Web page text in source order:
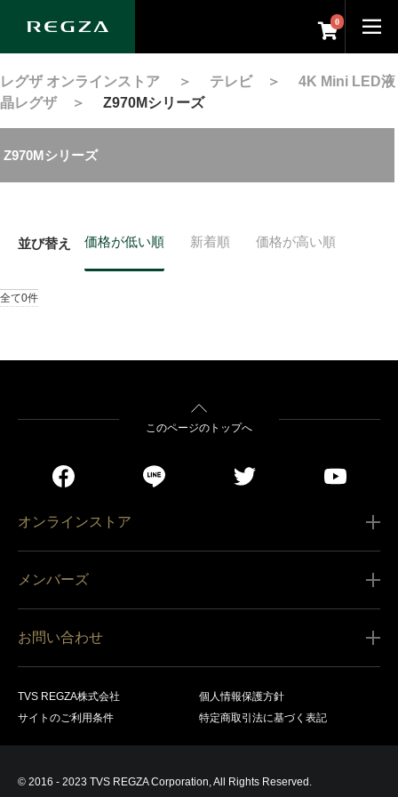
0
レグザ オンラインストア ＞ テレビ＞ 4K Mini LED液
晶レグザ＞ Z970Mシリーズ
Z970Mシリーズ
並び替え 価格が低い順 新着順 価格が高い順
全て0件
このページのトップへ
オンラインストア
営業日カレンダー
メンバーズ
会員規約
商品登録
お問い合わせ
TVS REGZA株式会社
個人情報保護方針
サイトのご利用条件
特定商取引法に基づく表記
© 2016 - 2023 TVS REGZA Corporation, All Rights Reserved.